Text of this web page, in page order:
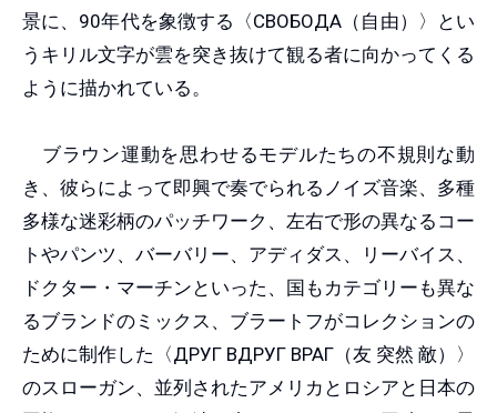
景に、90年代を象徴する〈СВОБОДА（自由）〉とい
うキリル文字が雲を突き抜けて観る者に向かってくる
ように描かれている。
ブラウン運動を思わせるモデルたちの不規則な動
き、彼らによって即興で奏でられるノイズ音楽、多種
多様な迷彩柄のパッチワーク、左右で形の異なるコー
トやパンツ、バーバリー、アディダス、リーバイス、
ドクター・マーチンといった、国もカテゴリーも異な
るブランドのミックス、ブラートフがコレクションの
ために制作した〈ДРУГ ВДРУГ ВРАГ（友 突然 敵）〉
のスローガン、並列されたアメリカとロシアと日本の